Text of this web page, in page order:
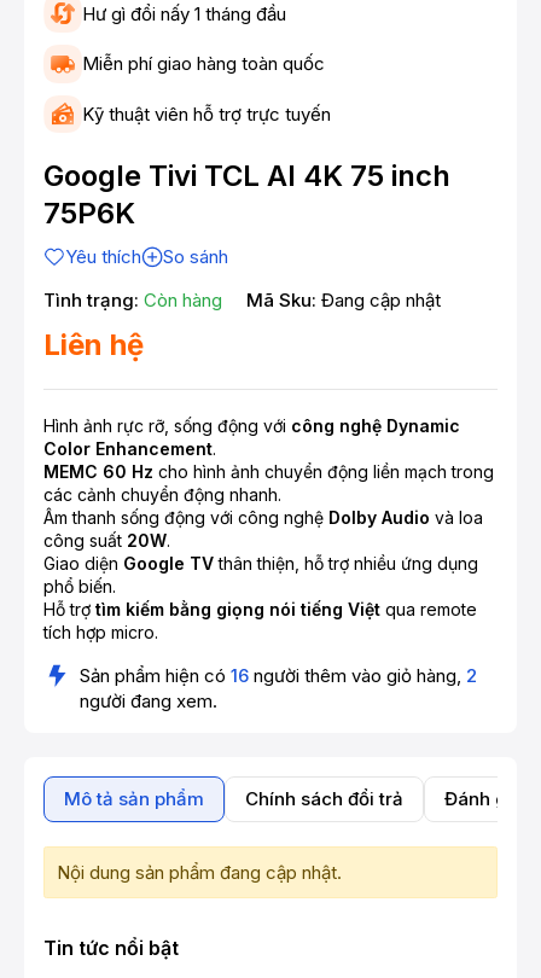
Hư gì đổi nấy 1 tháng đầu
Miễn phí giao hàng toàn quốc
Kỹ thuật viên hỗ trợ trực tuyến
Google Tivi TCL AI 4K 75 inch
75P6K
Yêu thích
So sánh
Tình trạng: Còn hàng Mã Sku: Đang cập nhật
Liên hệ
Hình ảnh rực rỡ, sống động với công nghệ Dynamic
Color Enhancement.
MEMC 60 Hz cho hình ảnh chuyển động liền mạch trong
các cảnh chuyển động nhanh.
Âm thanh sống động với công nghệ Dolby Audio và loa
công suất 20W.
Giao diện Google TVthân thiện, hỗ trợ nhiều ứng dụng
phổ biến.
Hỗ trợ tìm kiếm bằng giọng nói tiếng Việt qua remote
tích hợp micro.
Sản phẩm hiện có 16 người thêm vào giỏ hàng, 2
người đang xem.
Mô tả sản phẩm Chính sách đổi trả Đánh giá
Nội dung sản phẩm đang cập nhật.
Tin tức nổi bật